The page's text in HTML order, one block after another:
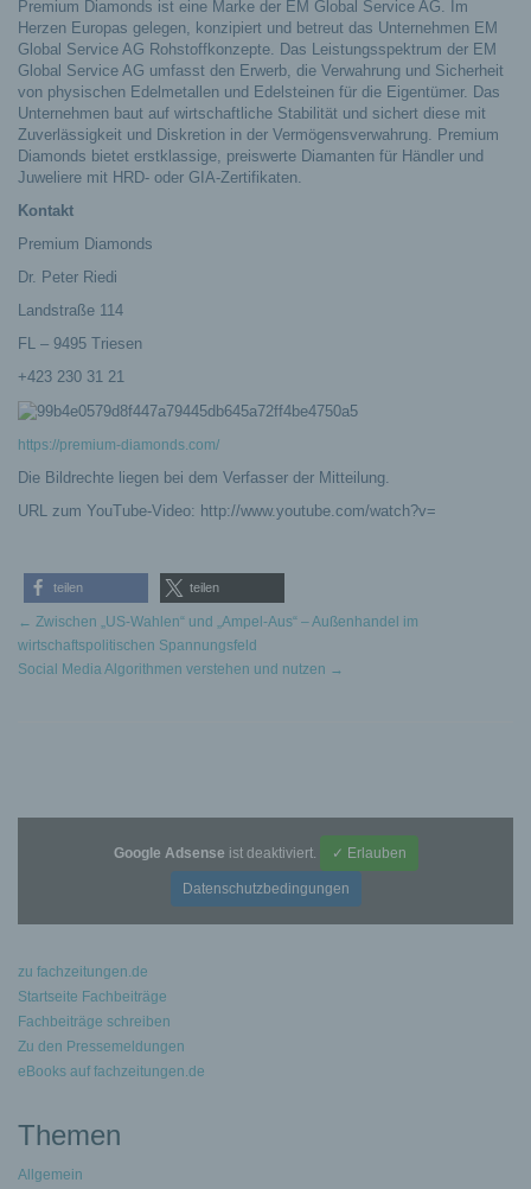
Premium Diamonds ist eine Marke der EM Global Service AG. Im
Herzen Europas gelegen, konzipiert und betreut das Unternehmen EM
Global Service AG Rohstoffkonzepte. Das Leistungsspektrum der EM
Global Service AG umfasst den Erwerb, die Verwahrung und Sicherheit
von physischen Edelmetallen und Edelsteinen für die Eigentümer. Das
Unternehmen baut auf wirtschaftliche Stabilität und sichert diese mit
Zuverlässigkeit und Diskretion in der Vermögensverwahrung. Premium
Diamonds bietet erstklassige, preiswerte Diamanten für Händler und
Juweliere mit HRD- oder GIA-Zertifikaten.
Kontakt
Premium Diamonds
Dr. Peter Riedi
Landstraße 114
FL – 9495 Triesen
+423 230 31 21
https://premium-diamonds.com/
Die Bildrechte liegen bei dem Verfasser der Mitteilung.
URL zum YouTube-Video: http://www.youtube.com/watch?v=
teilen teilen
← Zwischen „US-Wahlen“ und „Ampel-Aus“ – Außenhandel im
wirtschaftspolitischen Spannungsfeld
Social Media Algorithmen verstehen und nutzen →
Google Adsense ist deaktiviert. ✓ Erlauben
Datenschutzbedingungen
zu fachzeitungen.de
Startseite Fachbeiträge
Fachbeiträge schreiben
Zu den Pressemeldungen
eBooks auf fachzeitungen.de
Themen
Allgemein